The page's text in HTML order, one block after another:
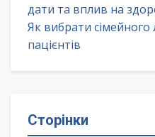
дати та вплив на
Як вибрати сімейного
пацієнтів
Сторінки